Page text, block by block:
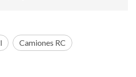
Camiones RC